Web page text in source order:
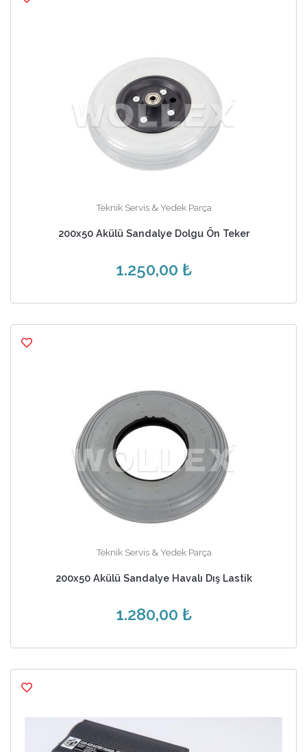
Teknik Servis & Yedek Parça
200x50 Akülü Sandalye Dolgu Ön Teker
1.250,00 ₺
Teknik Servis & Yedek Parça
200x50 Akülü Sandalye Havalı Dış Lastik
1.280,00 ₺